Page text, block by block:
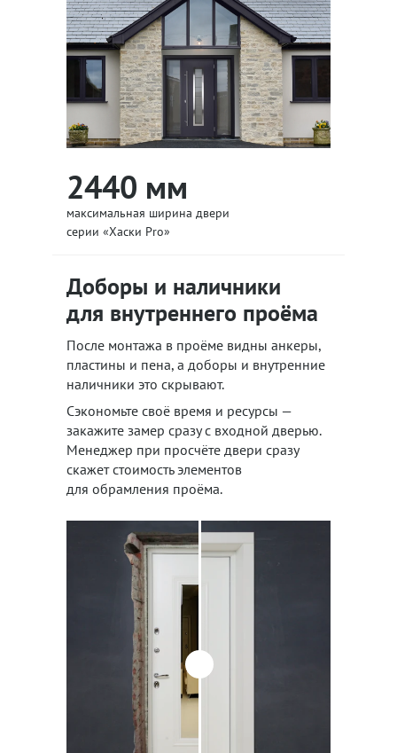
2440 мм
максимальная ширина двери
серии «Хаски Pro»
Доборы и наличники
для внутреннего проёма
После монтажа в проёме видны анкеры,
пластины и пена, а доборы и внутренние
наличники это скрывают.
Сэкономьте своё время и ресурсы —
закажите замер сразу с входной дверью.
Менеджер при просчёте двери сразу
скажет стоимость элементов
для обрамления проёма.